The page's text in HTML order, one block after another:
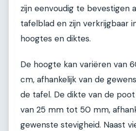
zijn eenvoudig te bevestigen
tafelblad en zijn verkrijgbaar
hoogtes en diktes.
De hoogte kan variëren van
cm, afhankelijk van de
de tafel. De dikte van de
van 25 mm tot 50 mm,
gewenste stevigheid. Naast